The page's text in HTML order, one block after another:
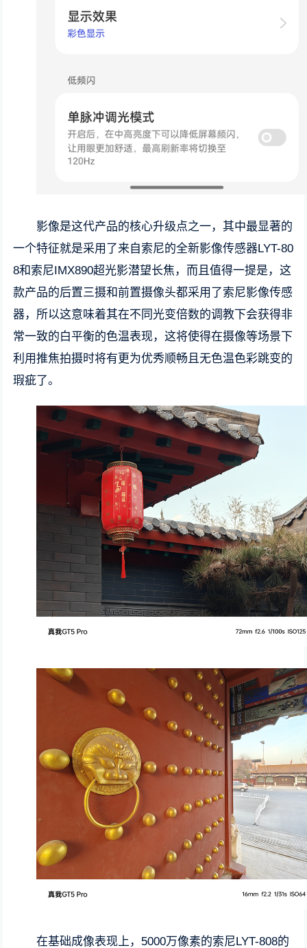
影像是这代产品的核心升级点之一，其中最显著的
一个特征就是采用了来自索尼的全新影像传感器LYT-80
8和索尼IMX890超光影潜望长焦，而且值得一提是，这
款产品的后置三摄和前置摄像头都采用了索尼影像传感
器，所以这意味着其在不同光变倍数的调教下会获得非
常一致的白平衡的色温表现，这将使得在摄像等场景下
利用推焦拍摄时将有更为优秀顺畅且无色温色彩跳变的
瑕疵了。
在基础成像表现上，5000万像素的索尼LYT-808的